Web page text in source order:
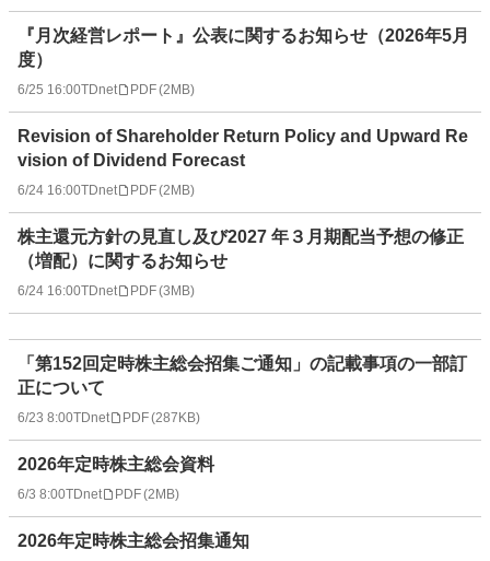
『月次経営レポート』公表に関するお知らせ（2026年5月
度）
6/25 16:00TDnet PDF(2MB)
Revision of Shareholder Return Policy and Upward Re
vision of Dividend Forecast
6/24 16:00TDnet PDF(2MB)
株主還元方針の見直し及び2027 年３月期配当予想の修正
（増配）に関するお知らせ
6/24 16:00TDnet PDF(3MB)
「第152回定時株主総会招集ご通知」の記載事項の一部訂
正について
6/23 8:00TDnet PDF(287KB)
2026年定時株主総会資料
6/3 8:00TDnet PDF(2MB)
2026年定時株主総会招集通知